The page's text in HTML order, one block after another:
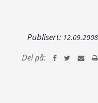
Publisert: 12.09.2008
Del på: